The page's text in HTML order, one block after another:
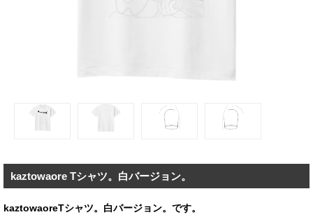
kaztowaore Tシャツ。白バージョン。
kaztowaoreTシャツ。白バージョン。です。